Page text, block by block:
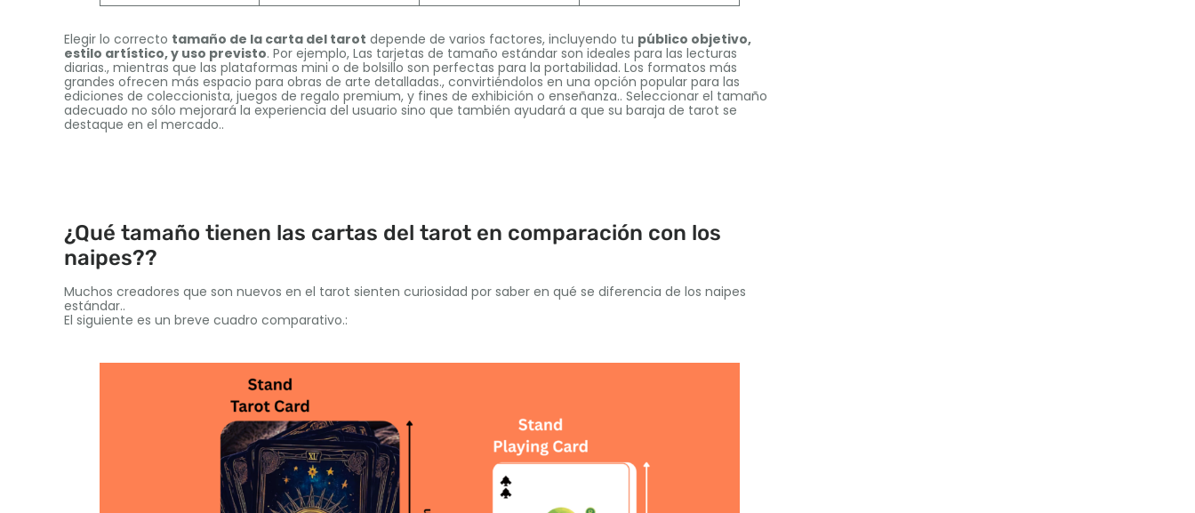
Elegir lo correcto tamaño de la carta del tarot depende de varios factores, incluyendo tu público objetivo,
estilo artístico, y uso previsto. Por ejemplo, Las tarjetas de tamaño estándar son ideales para las lecturas
diarias., mientras que las plataformas mini o de bolsillo son perfectas para la portabilidad. Los formatos más
grandes ofrecen más espacio para obras de arte detalladas., convirtiéndolos en una opción popular para las
ediciones de coleccionista, juegos de regalo premium, y fines de exhibición o enseñanza.. Seleccionar el tamaño
adecuado no sólo mejorará la experiencia del usuario sino que también ayudará a que su baraja de tarot se
destaque en el mercado..
¿Qué tamaño tienen las cartas del tarot en comparación con los
naipes??
Muchos creadores que son nuevos en el tarot sienten curiosidad por saber en qué se diferencia de los naipes
estándar..
El siguiente es un breve cuadro comparativo.: